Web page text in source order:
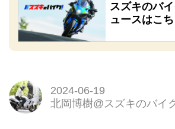
スズキのバ
ュースはこち
2024-06-19
北岡博樹@スズキのバイ